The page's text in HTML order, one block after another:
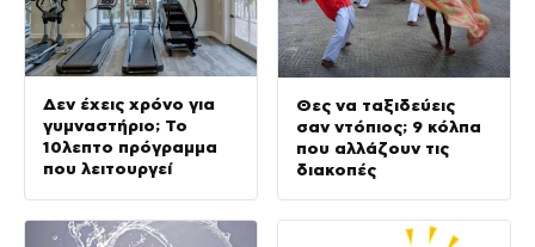
Δεν έχεις χρόνο για
γυμναστήριο; Το
10λεπτο πρόγραμμα
που λειτουργεί
Θες να ταξιδεύεις
σαν ντόπιος; 9 κόλπα
που αλλάζουν τις
διακοπές